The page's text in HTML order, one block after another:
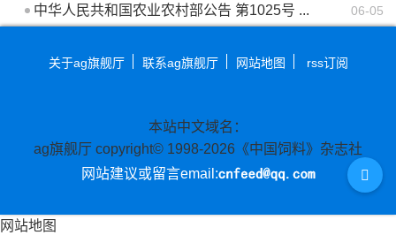
06-05
中华人民共和国农业农村部公告 第1025号 ...
关于ag旗舰厅 联系ag旗舰厅 网站地图 rss订阅
本站中文域名：
ag旗舰厅 copyright© 1998-2026《中国饲料》杂志社
网站建议或留言email:
网站地图